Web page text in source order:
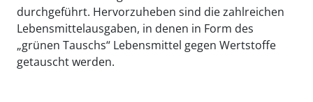
durchgeführt. Hervorzuheben sind die zahlreichen
Lebensmittelausgaben, in denen in Form des
„grünen Tauschs“ Lebensmittel gegen Wertstoffe
getauscht werden.